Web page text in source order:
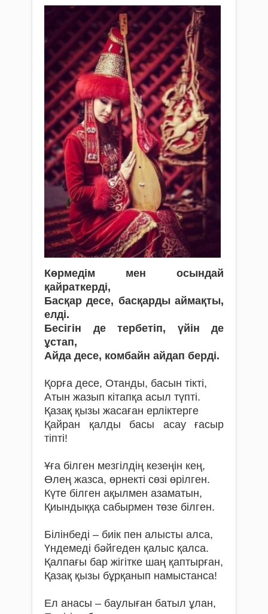
Көрмедім мен осындай
қайраткерді,
Басқар десе, басқарды аймақты,
елді.
Бесігін де тербетіп, үйін де
ұстап,
Айда десе, комбайн айдап берді.
Қорға десе, Отанды, басын тікті,
Атын жазып кітапқа асыл түпті.
Қазақ қызы жасаған ерліктерге
Қайран қалды басы асау ғасыр
тіпті!
Ұға білген мезгілдің кезеңін кең,
Өлең жазса, өрнекті сөзі өрілген.
Күте білген ақылмен азаматын,
Қиындыққа сабырмен төзе білген.
Білінбеді – биік пен алысты алса,
Үндемеді бәйгеден қалыс қалса.
Қалпағы бар жігітке шаң қаптырған,
Қазақ қызы бұрқанып намыстанса!
Ел анасы – баулыған батыл ұлан,